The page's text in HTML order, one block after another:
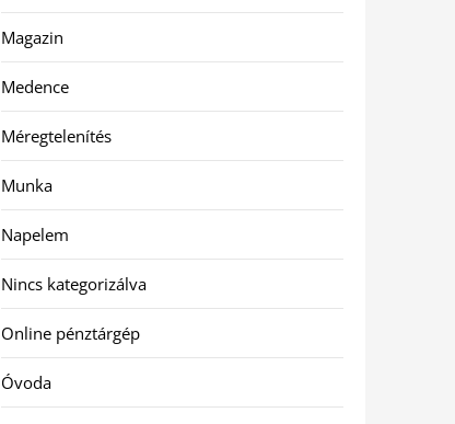
Magazin
Medence
Méregtelenítés
Munka
Napelem
Nincs kategorizálva
Online pénztárgép
Óvoda